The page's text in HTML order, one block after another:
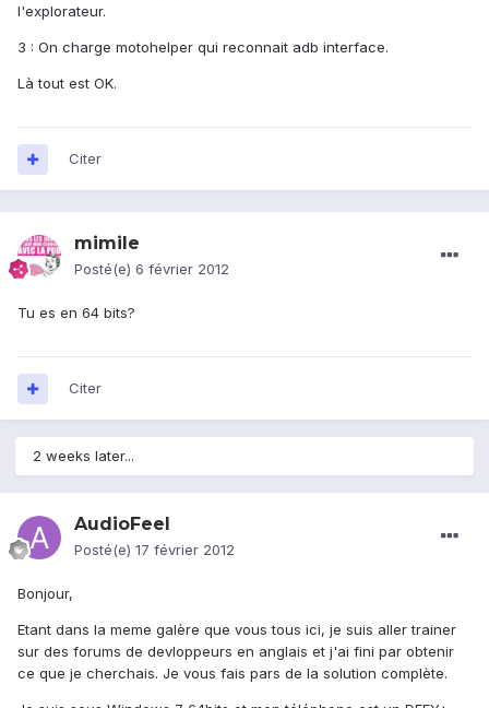
l'explorateur.
3 : On charge motohelper qui reconnait adb interface.
Là tout est OK.
Citer
mimile
Posté(e) 6 février 2012
Tu es en 64 bits?
Citer
2 weeks later...
AudioFeel
Posté(e) 17 février 2012
Bonjour,
Etant dans la meme galère que vous tous ici, je suis aller trainer
sur des forums de devloppeurs en anglais et j'ai fini par obtenir
ce que je cherchais. Je vous fais pars de la solution complète.